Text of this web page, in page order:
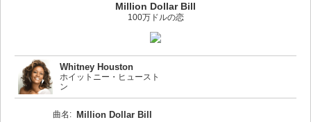
Million Dollar Bill
100万ドルの恋
Whitney Houston
ホイットニー・ヒュースト
ン
曲名: Million Dollar Bill